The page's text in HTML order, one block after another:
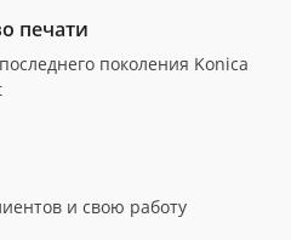
печати
поколения Konica
и свою работу